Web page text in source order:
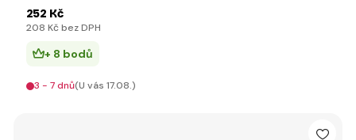
252 Kč
208 Kč bez DPH
+ 8 bodů
3 - 7 dnů(U vás 17.08.)